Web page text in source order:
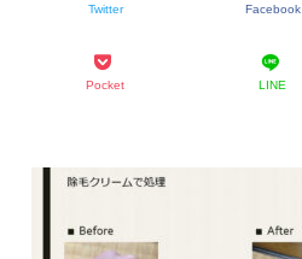
Twitter Facebook
Pocket LINE